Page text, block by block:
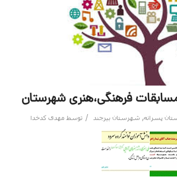
فرهنگی،هنری شهرستان
پسرانه, شهرستان بیرجند / توسط مهدی کدخدا